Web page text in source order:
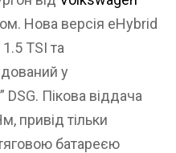
Нова версія eHybrid
TSI та
у
DSG. Пікова віддача
привід тільки
батареєю